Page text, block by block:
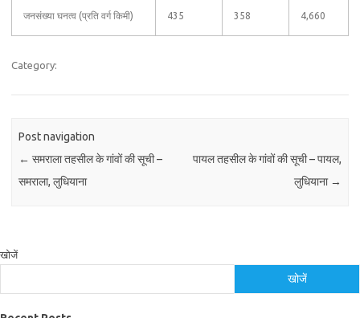
जनसंख्या घनत्व (प्रति वर्ग किमी) 435 358 4,660
Category:
Post navigation
← समराला तहसील के गांवों की सूची –
समराला, लुधियाना
पायल तहसील के गांवों की सूची – पायल,
लुधियाना →
खोजें
खोजें